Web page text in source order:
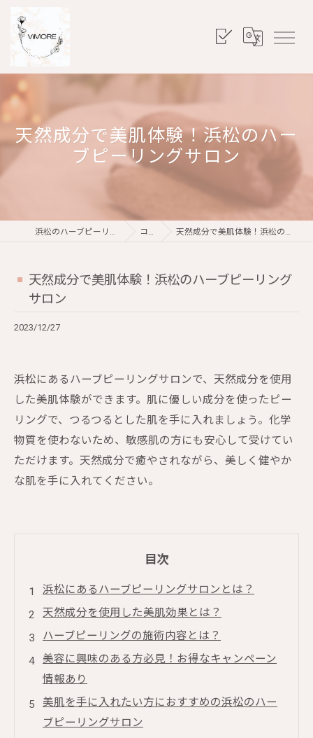
天然成分で美肌体験！浜松のハー
ブピーリングサロン
浜松のハーブピーリングならViMORE コラム 天然成分で美肌体験！浜松のハーブピーリングサロン
天然成分で美肌体験！浜松のハーブピーリング
サロン
2023/12/27
浜松にあるハーブピーリングサロンで、天然成分を使用
した美肌体験ができます。肌に優しい成分を使ったピー
リングで、つるつるとした肌を手に入れましょう。化学
物質を使わないため、敏感肌の方にも安心して受けてい
ただけます。天然成分で癒やされながら、美しく健やか
な肌を手に入れてください。
目次
浜松にあるハーブピーリングサロンとは？
天然成分を使用した美肌効果とは？
ハーブピーリングの施術内容とは？
美容に興味のある方必見！お得なキャンペーン
情報あり
美肌を手に入れたい方におすすめの浜松のハー
ブピーリングサロン